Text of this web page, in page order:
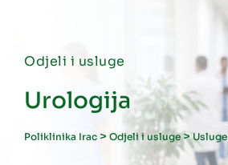
Odjeli i usluge
Urologija
Poliklinika Irac > Odjeli i usluge>Usluge